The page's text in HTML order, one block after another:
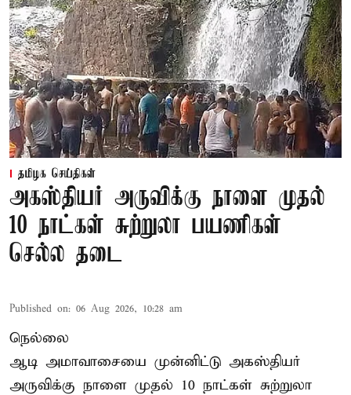
தமிழக செய்திகள்
அகஸ்தியர் அருவிக்கு நாளை முதல்
10 நாட்கள் சுற்றுலா பயணிகள்
செல்ல தடை
Published on: 06 Aug 2026, 10:28 am
நெல்லை
ஆடி அமாவாசையை முன்னிட்டு அகஸ்தியர்
அருவிக்கு நாளை முதல் 10 நாட்கள் சுற்றுலா